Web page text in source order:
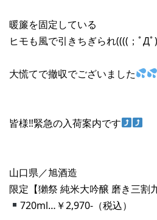
暖簾を固定している
ヒモも風で引きちぎられ((((；ﾟДﾟ
大慌てで撤収でございました
皆様‼︎緊急の入荷案内です
山口県／旭酒造
限定【獺祭 純米大吟醸 磨き三割
720ml…￥2,970-（税込）